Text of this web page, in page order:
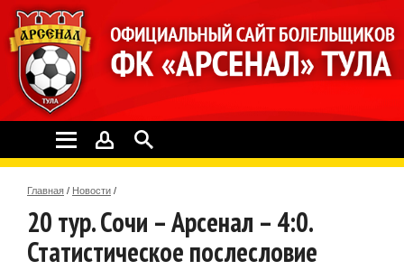
Главная / Новости /
20 тур. Сочи – Арсенал – 4:0.
Статистическое послесловие